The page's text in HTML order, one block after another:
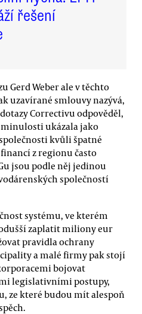
řešení
Gerd Weber ale v těchto
uzavírané smlouvy nazývá,
Correctivu odpověděl,
minulosti ukázala jako
kvůli špatné
z regionu často
jsou podle něj jedinou
společností
systému, ve kterém
zaplatit miliony eur
pravidla ochrany
a malé firmy pak stojí
bojovat
legislativními postupy,
ze které budou mít alespoň